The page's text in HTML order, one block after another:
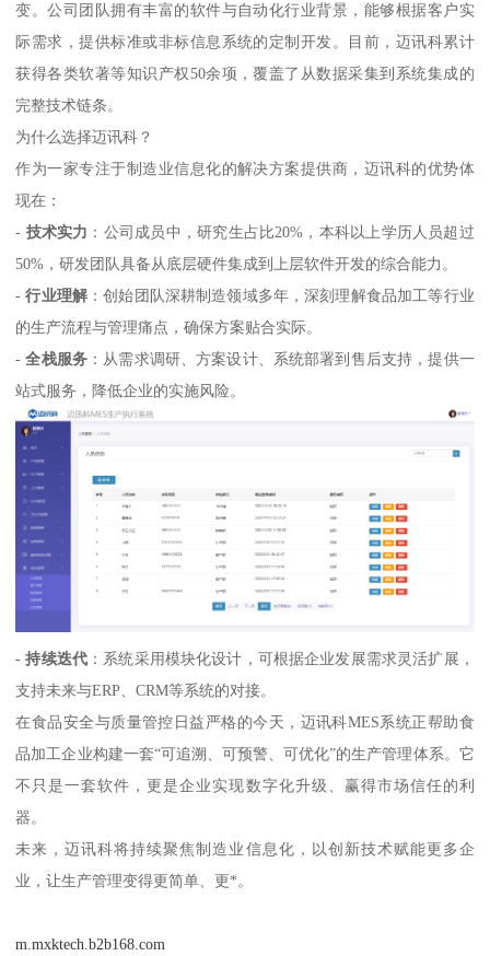
变。公司团队拥有丰富的软件与自动化行业背景，能够根据客户实
际需求，提供标准或非标信息系统的定制开发。目前，迈讯科累计
获得各类软著等知识产权50余项，覆盖了从数据采集到系统集成的
完整技术链条。
为什么选择迈讯科？
作为一家专注于制造业信息化的解决方案提供商，迈讯科的优势体
现在：
- 技术实力 ：公司成员中，研究生占比20%，本科以上学历人员超过
50%，研发团队具备从底层硬件集成到上层软件开发的综合能力。
-行业理解：创始团队深耕制造领域多年，深刻理解食品加工等行业
的生产流程与管理痛点，确保方案贴合实际。
-全栈服务 ：从需求调研、方案设计、系统部署到售后支持，提供一
站式服务，降低企业的实施风险。
-持续迭代 ：系统采用模块化设计，可根据企业发展需求灵活扩展，
支持未来与ERP、CRM等系统的对接。
在食品安全与质量管控日益严格的今天，迈讯科MES系统正帮助食
品加工企业构建一套“可追溯、可预警、可优化”的生产管理体系。它
不只是一套软件，更是企业实现数字化升级、赢得市场信任的利
器。
未来，迈讯科将持续聚焦制造业信息化，以创新技术赋能更多企
业，让生产管理变得更简单、更*。
m.mxktech.b2b168.com